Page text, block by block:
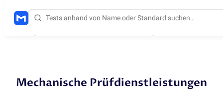
Mechanische Prüfdienstleistungen